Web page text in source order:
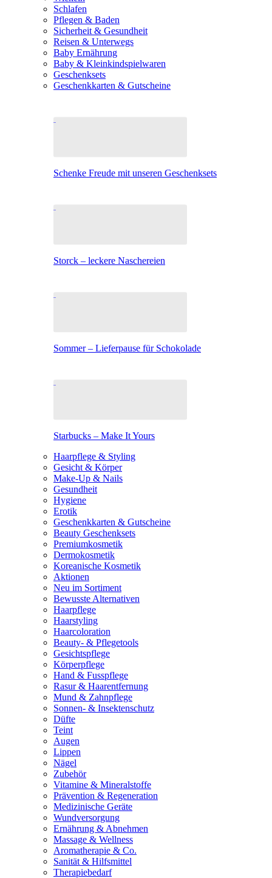
Schlafen
Pflegen & Baden
Sicherheit & Gesundheit
Reisen & Unterwegs
Baby Ernährung
Baby & Kleinkindspielwaren
Geschenksets
Geschenkkarten & Gutscheine
Schenke Freude mit unseren Geschenksets
Storck – leckere Naschereien
Sommer – Lieferpause für Schokolade
Starbucks – Make It Yours
Haarpflege & Styling
Gesicht & Körper
Make-Up & Nails
Gesundheit
Hygiene
Erotik
Geschenkkarten & Gutscheine
Beauty Geschenksets
Premiumkosmetik
Dermokosmetik
Koreanische Kosmetik
Aktionen
Neu im Sortiment
Bewusste Alternativen
Haarpflege
Haarstyling
Haarcoloration
Beauty- & Pflegetools
Gesichtspflege
Körperpflege
Hand & Fusspflege
Rasur & Haarentfernung
Mund & Zahnpflege
Sonnen- & Insektenschutz
Düfte
Teint
Augen
Lippen
Nägel
Zubehör
Vitamine & Mineralstoffe
Prävention & Regeneration
Medizinische Geräte
Wundversorgung
Ernährung & Abnehmen
Massage & Wellness
Aromatherapie & Co.
Sanität & Hilfsmittel
Therapiebedarf